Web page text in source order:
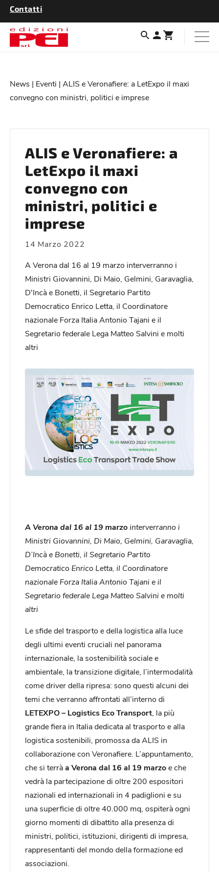
Contatti
News | Eventi | ALIS e Veronafiere: a LetExpo il maxi
convegno con ministri, politici e imprese
ALIS e Veronafiere: a
LetExpo il maxi
convegno con
ministri, politici e
imprese
14 Marzo 2022
A Verona dal 16 al 19 marzo interverranno i
Ministri Giovannini, Di Maio, Gelmini, Garavaglia,
D'Incà e Bonetti, il Segretario Partito
Democratico Enrico Letta, il Coordinatore
nazionale Forza Italia Antonio Tajani e il
Segretario federale Lega Matteo Salvini e molti
altri
A Verona dal 16 al 19 marzo interverranno i
Ministri Giovannini, Di Maio, Gelmini, Garavaglia,
D’Incà e Bonetti, il Segretario Partito
Democratico Enrico Letta, il Coordinatore
nazionale Forza Italia Antonio Tajani e il
Segretario federale Lega Matteo Salvini e molti
altri
Le sfide del trasporto e della logistica alla luce
degli ultimi eventi cruciali nel panorama
internazionale, la sostenibilità sociale e
ambientale, la transizione digitale, l’intermodalità
come driver della ripresa: sono questi alcuni dei
temi che verranno affrontati all’interno di
LETEXPO – Logistics Eco Transport , la più
grande fiera in Italia dedicata al trasporto e alla
logistica sostenibili, promossa da ALIS in
collaborazione con Veronafiere. L’appuntamento,
che si terràa Verona dal 16 al 19 marzoe che
vedrà la partecipazione di oltre 200 espositori
nazionali ed internazionali in 4 padiglioni e su
una superficie di oltre 40.000 mq, ospiterà ogni
giorno momenti di dibattito alla presenza di
ministri, politici, istituzioni, dirigenti di impresa,
rappresentanti del mondo della formazione ed
associazioni.